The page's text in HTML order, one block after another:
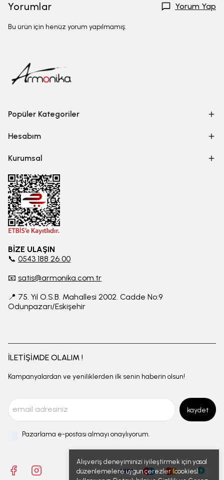
Alışveriş deneyiminizi iyileştirmek için yasal
düzenlemelere uygun çerezler (cookies)
Yorumlar Yorum Yap
Bu ürün için henüz yorum yapılmamış.
Popüler Kategoriler
Hesabım
Kurumsal
BİZE ULAŞIN
📞 0543 188 26 00
📧 satis@armonika.com.tr
📍 75. Yıl O.S.B. Mahallesi 2002. Cadde No:9
Odunpazarı/Eskişehir
İLETİŞİMDE OLALIM !
Kampanyalardan ve yeniliklerden ilk senin haberin olsun!
kaydet
Pazarlama e-postası almayı onaylıyorum.